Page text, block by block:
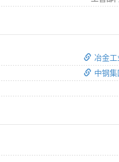
冶金
中钢